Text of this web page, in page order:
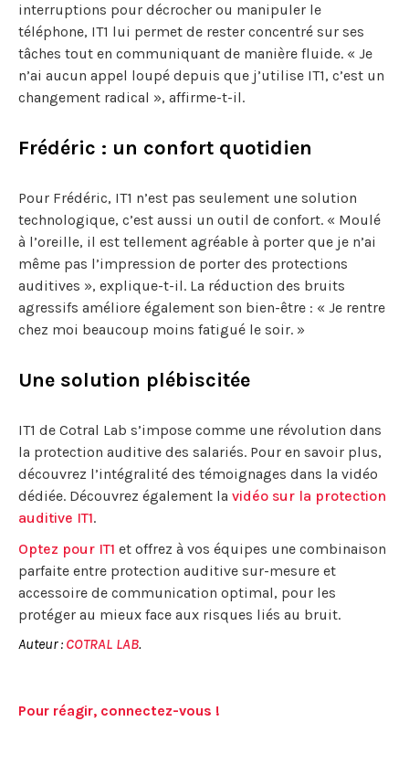
interruptions pour décrocher ou manipuler le
téléphone, IT1 lui permet de rester concentré sur ses
tâches tout en communiquant de manière fluide. « Je
n’ai aucun appel loupé depuis que j’utilise IT1, c’est un
changement radical », affirme-t-il.
Frédéric : un confort quotidien
Pour Frédéric, IT1 n’est pas seulement une solution
technologique, c’est aussi un outil de confort. « Moulé
à l’oreille, il est tellement agréable à porter que je n’ai
même pas l’impression de porter des protections
auditives », explique-t-il. La réduction des bruits
agressifs améliore également son bien-être : « Je rentre
chez moi beaucoup moins fatigué le soir. »
Une solution plébiscitée
IT1 de Cotral Lab s’impose comme une révolution dans
la protection auditive des salariés. Pour en savoir plus,
découvrez l’intégralité des témoignages dans la vidéo
dédiée. Découvrez également la vidéo sur la protection
auditive IT1.
Optez pour IT1 et offrez à vos équipes une combinaison
parfaite entre protection auditive sur-mesure et
accessoire de communication optimal, pour les
protéger au mieux face aux risques liés au bruit.
Auteur : COTRAL LAB.
Pour réagir, connectez-vous !